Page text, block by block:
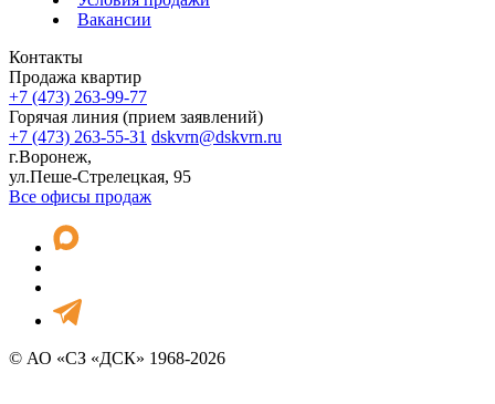
Вакансии
Контакты
Продажа квартир
+7 (473) 263-99-77
Горячая линия (прием заявлений)
+7 (473) 263-55-31 dskvrn@dskvrn.ru
г.Воронеж,
ул.Пеше-Стрелецкая, 95
Все офисы продаж
© АО «СЗ «ДСК» 1968-2026